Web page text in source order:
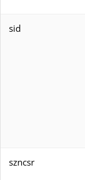
sid
szncsr